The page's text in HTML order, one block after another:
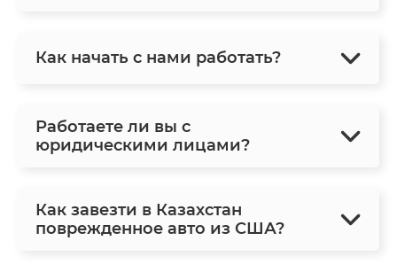
Как начать с нами работать?
Работаете ли вы с
юридическими лицами?
Как завезти в Казахстан
поврежденное авто из США?